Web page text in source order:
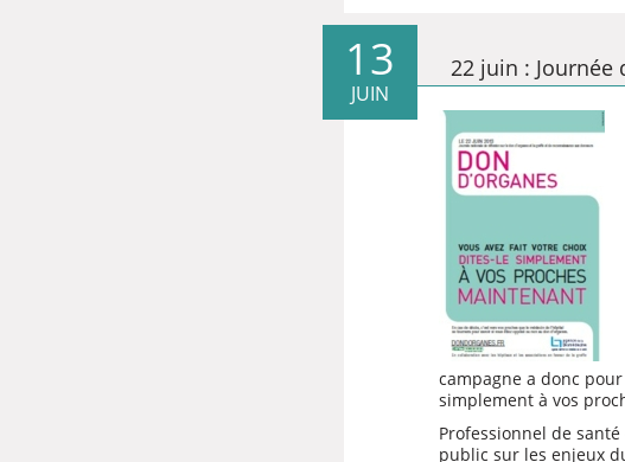
22 juin :
13
JUIN
campagne a donc
simplement à vos
Professionnel de
public sur les enjeux